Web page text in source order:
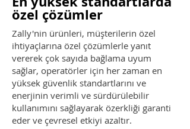
özel çözümler
Zally'nin ürünleri, müşterilerin özel
ihtiyaçlarına özel çözümlerle yanıt
vererek çok sayıda bağlama uyum
sağlar, operatörler için her zaman en
yüksek güvenlik standartlarını ve
enerjinin verimli ve sürdürülebilir
kullanımını sağlayarak özerkliği garanti
eder ve çevresel etkiyi azaltır.